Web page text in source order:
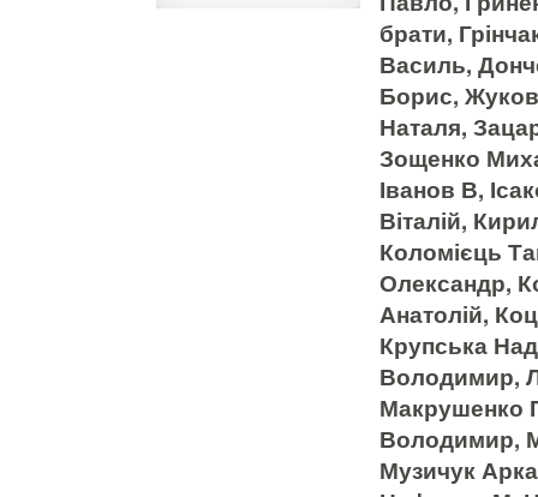
брати,
Василь,
Борис,
Наталя,
Зощенко
Іванов В,
Віталій,
Коломієць
Олександр,
Анатолій,
Крупська
Володимир,
Макрушенко
Володимир,
Музичук